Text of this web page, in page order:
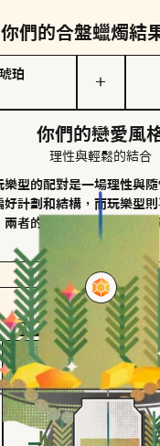
你們的合盤蠟燭結
珀
＋
你們的戀愛風
理性與輕鬆的結合
樂型的配對是一場理性與
好計劃和結構，而玩樂型
兩者的關係能夠在穩定的
花。
對方的主調蠟燭